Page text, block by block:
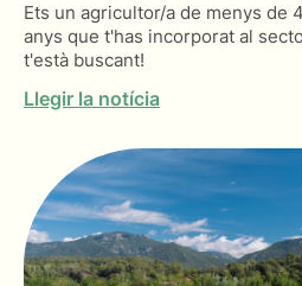
Ets un agricultor/a de menys de
anys que t'has incorporat al
t'està buscant!
Llegir la notícia